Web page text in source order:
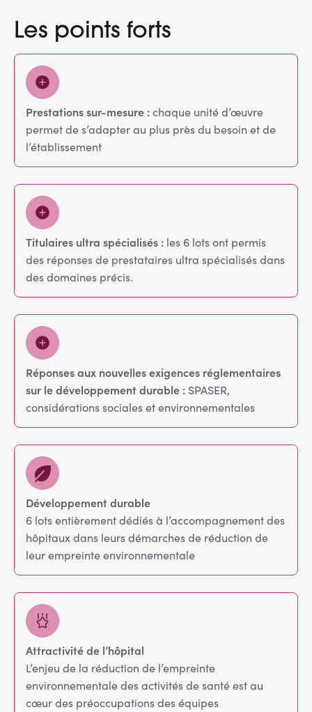
Les points forts
Prestations sur-mesure :chaque unité d’œuvre
permet de s’adapter au plus près du besoin et de
l’établissement
Titulaires ultra spécialisés : les 6 lots ont permis
des réponses de prestataires ultra spécialisés dans
des domaines précis.
Réponses aux nouvelles exigences réglementaires
sur le développement durable : SPASER,
considérations sociales et environnementales
Développement durable
6 lots entièrement dédiés à l’accompagnement des
hôpitaux dans leurs démarches de réduction de
leur empreinte environnementale
Attractivité de l’hôpital
L’enjeu de la réduction de l’empreinte
environnementale des activités de santé est au
cœur des préoccupations des équipes